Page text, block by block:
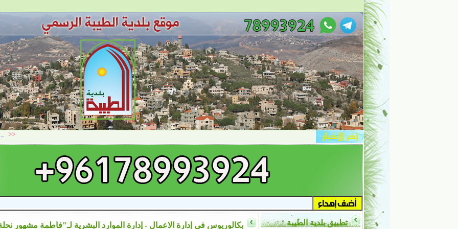
تطبيق بلدية الطيبة بكالوريوس في إدارة الاعمال - إدارة الموارد البشرية لـ"فاطمة مشهور